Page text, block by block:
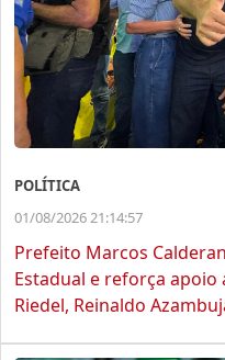
POLÍTICA
01/08/2026 21:14:57
Prefeito Marcos
Estadual e reforça
Riedel, Reinaldo